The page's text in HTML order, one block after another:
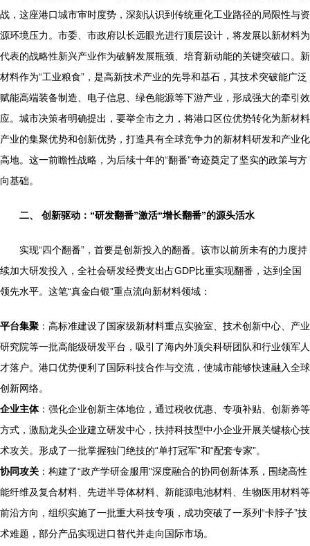
战，这座港口城市审时度势，深刻认识到传统重化工业路径的局限性与资
源环境压力。市委、市政府以长远眼光进行顶层设计，将发展以新材料为
代表的战略性新兴产业作为破解发展瓶颈、培育新动能的关键突破口。新
材料作为“工业粮食”，是高新技术产业的先导和基石，其技术突破能广泛
赋能高端装备制造、电子信息、绿色能源等下游产业，形成强大的牵引效
应。城市决策者明确提出，要举全市之力，将港口区位优势转化为新材料
产业的集聚优势和创新优势，打造具有全球竞争力的新材料研发和产业化
高地。这一前瞻性战略，为后续十年的“翻番”奇迹奠定了坚实的政策与方
向基础。
二、 创新驱动：“研发翻番”激活“增长翻番”的源头活水
实现“四个翻番”，首要是创新投入的翻番。该市以前所未有的力度持
续加大研发投入，全社会研发经费支出占GDP比重实现翻番，达到全国
领先水平。这笔“真金白银”重点流向新材料领域：
平台集聚 ：高标准建设了国家级新材料重点实验室、技术创新中心、产业
研究院等一批高能级研发平台，吸引了海内外顶尖科研团队和行业领军人
才落户。港口优势便利了国际科技合作与交流，使城市能够快速融入全球
创新网络。
企业主体：强化企业创新主体地位，通过税收优惠、专项补贴、创新券等
方式，激励龙头企业建立研发中心，扶持科技型中小企业开展关键核心技
术攻关。形成了一批掌握独门绝技的“单打冠军”和“配套专家”。
协同攻关 ：构建了“政产学研金服用”深度融合的协同创新体系，围绕高性
能纤维及复合材料、先进半导体材料、新能源电池材料、生物医用材料等
前沿方向，组织实施了一批重大科技专项，成功突破了一系列“卡脖子”技
术难题，部分产品实现进口替代并走向国际市场。